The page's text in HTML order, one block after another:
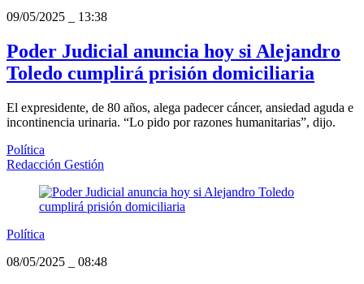
09/05/2025
13:38
Poder Judicial anuncia hoy si Alejandro
Toledo cumplirá prisión domiciliaria
El expresidente, de 80 años, alega padecer cáncer, ansiedad aguda e
incontinencia urinaria. “Lo pido por razones humanitarias”, dijo.
Política
Redacción Gestión
Política
08/05/2025
08:48